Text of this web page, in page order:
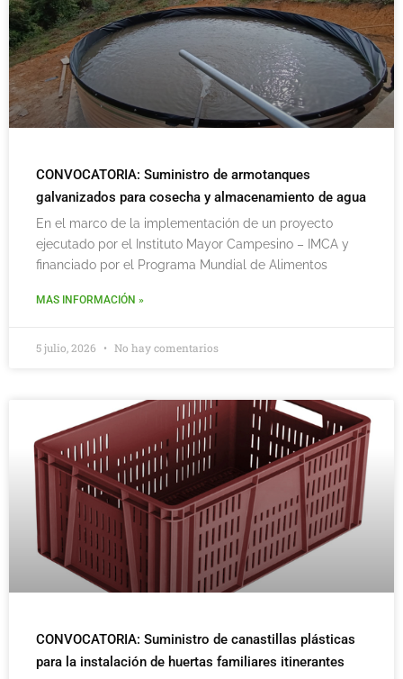
CONVOCATORIA: Suministro de armotanques
galvanizados para cosecha y almacenamiento de agua
En el marco de la implementación de un proyecto
ejecutado por el Instituto Mayor Campesino – IMCA y
financiado por el Programa Mundial de Alimentos
MAS INFORMACIÓN »
5 julio, 2026 No hay comentarios
CONVOCATORIA: Suministro de canastillas plásticas
para la instalación de huertas familiares itinerantes